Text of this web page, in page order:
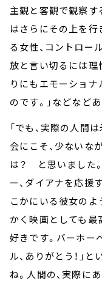
主観と客観で観察す
はさらにその上を行
る女性、コントロー
放と言い切るには理
りにもエモーショナ
のです。」などなど
「でも、実際の人間
会にこそ、少ないな
は？ と思いました
ー、ダイアナを応援
こかにいる彼女のよ
かく映画としても最
好きです。バーホー
ル、ありがとう！」
ね。人間の、実際に